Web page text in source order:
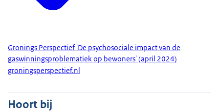
Gronings Perspectief 'De psychosociale impact van de
gaswinningsproblematiek op bewoners' (april 2024)
groningsperspectief.nl
Hoort bij